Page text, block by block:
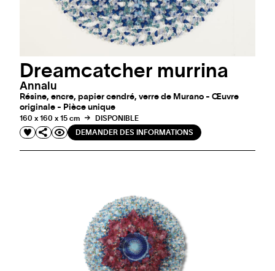
Dreamcatcher murrina
Annalu
Résine, encre, papier cendré, verre de Murano - Œuvre
originale - Pièce unique
160 x 160 x 15 cm
DISPONIBLE
DEMANDER DES INFORMATIONS